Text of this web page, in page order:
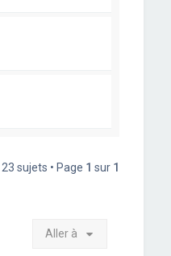
23 sujets • Page 1 sur 1
Aller à